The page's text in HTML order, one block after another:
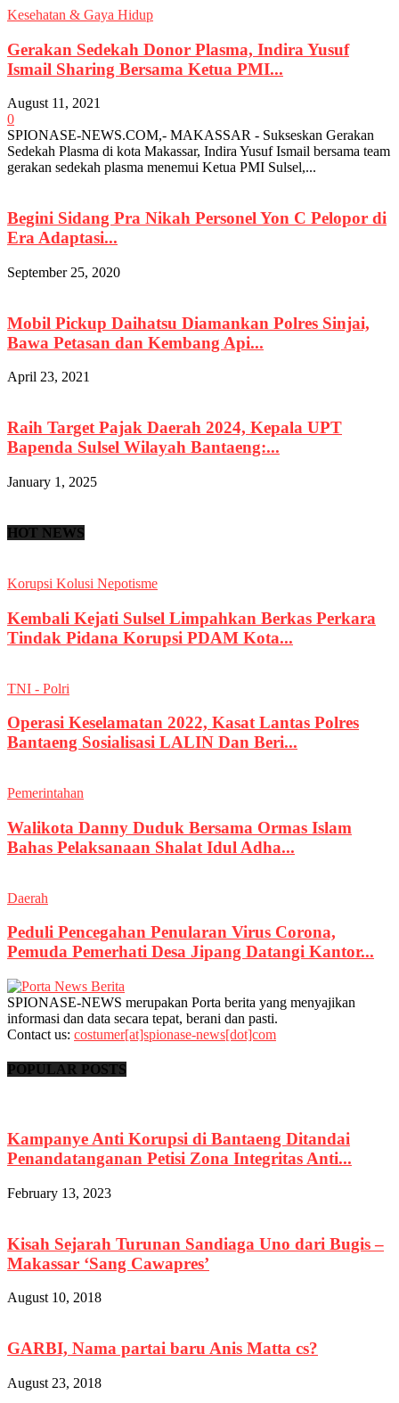
Kesehatan & Gaya Hidup
Gerakan Sedekah Donor Plasma, Indira Yusuf
Ismail Sharing Bersama Ketua PMI...
August 11, 2021
0
SPIONASE-NEWS.COM,- MAKASSAR - Sukseskan Gerakan
Sedekah Plasma di kota Makassar, Indira Yusuf Ismail bersama team
gerakan sedekah plasma menemui Ketua PMI Sulsel,...
Begini Sidang Pra Nikah Personel Yon C Pelopor di
Era Adaptasi...
September 25, 2020
Mobil Pickup Daihatsu Diamankan Polres Sinjai,
Bawa Petasan dan Kembang Api...
April 23, 2021
Raih Target Pajak Daerah 2024, Kepala UPT
Bapenda Sulsel Wilayah Bantaeng:...
January 1, 2025
HOT NEWS
Korupsi Kolusi Nepotisme
Kembali Kejati Sulsel Limpahkan Berkas Perkara
Tindak Pidana Korupsi PDAM Kota...
TNI - Polri
Operasi Keselamatan 2022, Kasat Lantas Polres
Bantaeng Sosialisasi LALIN Dan Beri...
Pemerintahan
Walikota Danny Duduk Bersama Ormas Islam
Bahas Pelaksanaan Shalat Idul Adha...
Daerah
Peduli Pencegahan Penularan Virus Corona,
Pemuda Pemerhati Desa Jipang Datangi Kantor...
SPIONASE-NEWS merupakan Porta berita yang menyajikan
informasi dan data secara tepat, berani dan pasti.
Contact us: costumer[at]spionase-news[dot]com
POPULAR POSTS
Kampanye Anti Korupsi di Bantaeng Ditandai
Penandatanganan Petisi Zona Integritas Anti...
February 13, 2023
Kisah Sejarah Turunan Sandiaga Uno dari Bugis –
Makassar ‘Sang Cawapres’
August 10, 2018
GARBI, Nama partai baru Anis Matta cs?
August 23, 2018